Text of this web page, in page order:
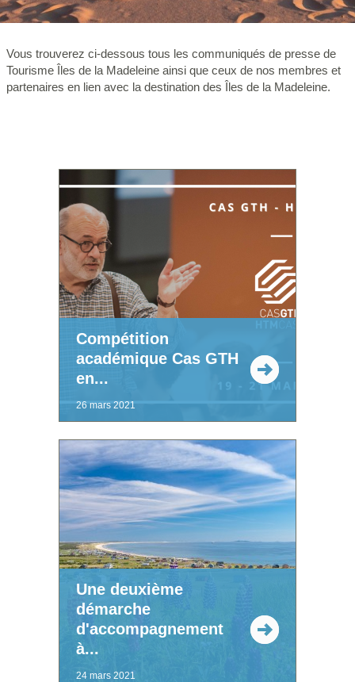
Vous trouverez ci-dessous tous les communiqués de presse de
Tourisme Îles de la Madeleine ainsi que ceux de nos membres et
partenaires en lien avec la destination des Îles de la Madeleine.
Compétition
académique Cas GTH
en...
26 mars 2021
Une deuxième
démarche
d'accompagnement
à...
24 mars 2021